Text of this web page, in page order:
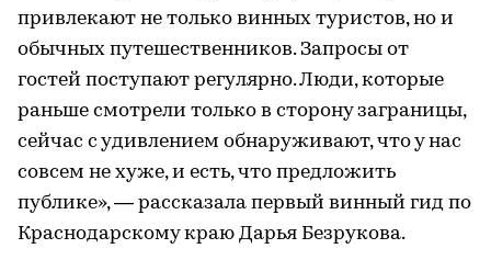
привлекают не только винных туристов, но и
обычных путешественников. Запросы от
гостей поступают регулярно. Люди, которые
раньше смотрели только в сторону заграницы,
сейчас с удивлением обнаруживают, что у нас
совсем не хуже, и есть, что предложить
публике», — рассказала первый винный гид по
Краснодарскому краю Дарья Безрукова.